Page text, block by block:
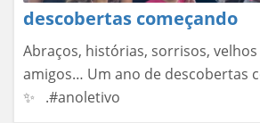
descobertas começando
Abraços, histórias, sorrisos,
amigos… Um ano de descobertas
✨ .#anoletivo